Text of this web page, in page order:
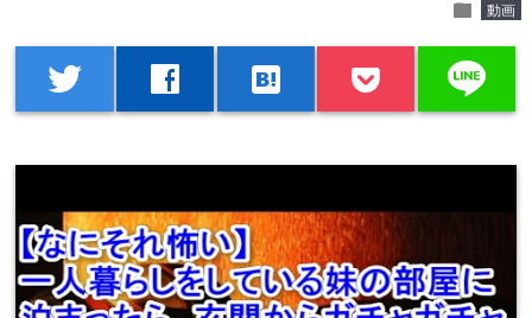
folder 動画
twitter facebook hatenabookmark line